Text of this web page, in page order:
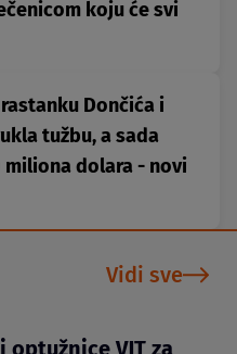
koju će svi
Dončića i
tužbu, a sada
dolara - novi
Vidi sve
optužnice VJT za